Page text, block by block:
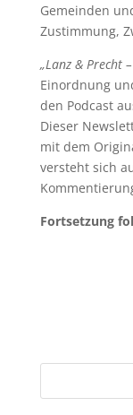
Gemeinden
Zustimmung,
„Lanz & Precht
Einordnung
den Podcast
Dieser
mit dem
versteht sich
Fortsetzung